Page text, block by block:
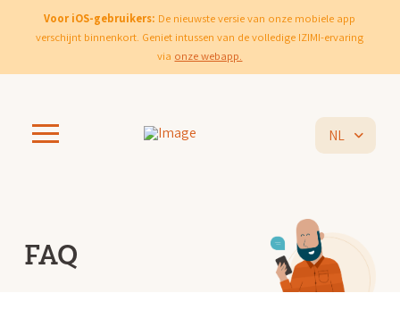
Voor iOS-gebruikers: De nieuwste versie van onze mobiele app
verschijnt binnenkort. Geniet intussen van de volledige IZIMI-ervaring
via onze webapp.
NL
FAQ